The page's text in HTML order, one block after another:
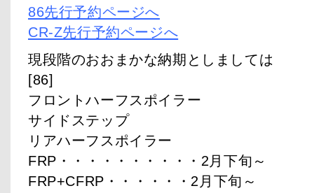
86先行予約ページへ
CR-Z先行予約ページへ
現段階のおおまかな納期としましては
[86]
フロントハーフスポイラー
サイドステップ
リアハーフスポイラー
FRP・・・・・・・・・・2月下旬～
FRP+CFRP・・・・・・2月下旬～